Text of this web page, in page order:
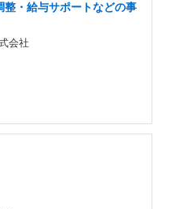
整・給与サポートなどの事
会社